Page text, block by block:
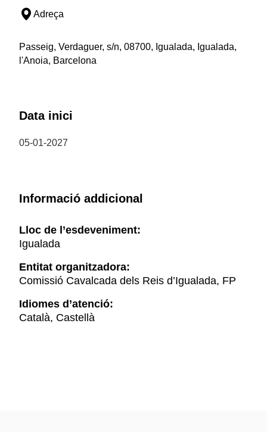
Adreça
Passeig, Verdaguer, s/n, 08700, Igualada, Igualada,
l'Anoia, Barcelona
Data inici
05-01-2027
Informació addicional
Lloc de l’esdeveniment:
Igualada
Entitat organitzadora:
Comissió Cavalcada dels Reis d’Igualada, FP
Idiomes d’atenció:
Català, Castellà